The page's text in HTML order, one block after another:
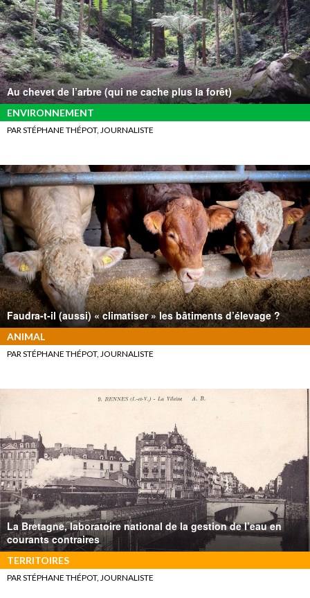
Au chevet de l’arbre (qui ne cache plus la forêt)
ENVIRONNEMENT
PAR STÉPHANE THÉPOT, JOURNALISTE
Faudra-t-il (aussi) « climatiser » les bâtiments d’élevage ?
ANIMAL
PAR STÉPHANE THÉPOT, JOURNALISTE
La Bretagne, laboratoire national de la gestion de l’eau en
courants contraires
TERRITOIRES
PAR STÉPHANE THÉPOT, JOURNALISTE